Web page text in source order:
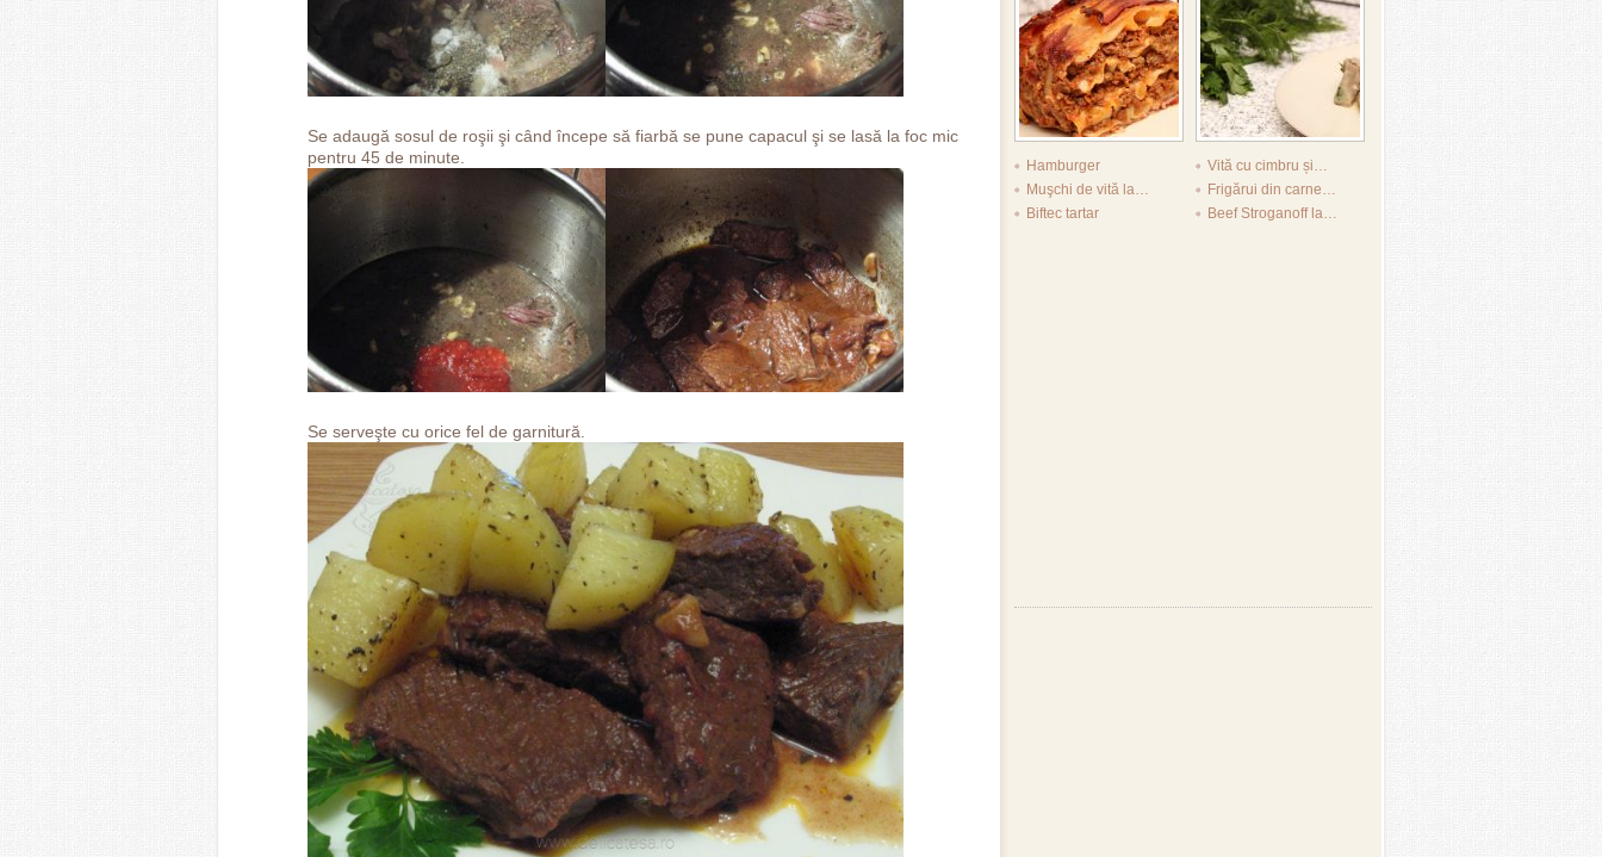
Se adaugă sosul de roşii şi când începe să fiarbă se pune capacul şi se lasă la foc mic
pentru 45 de minute.
Se serveşte cu orice fel de garnitură.
Hamburger
Vită cu cimbru și…
Muşchi de vită la…
Frigărui din carne…
Biftec tartar
Beef Stroganoff la…